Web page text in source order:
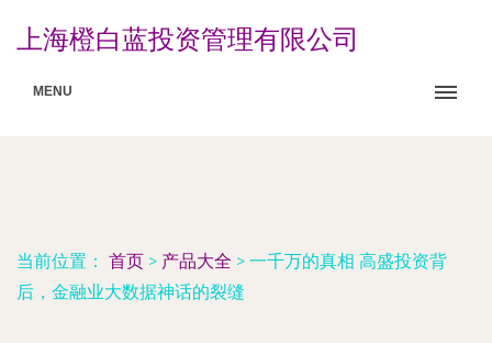
上海橙白蓝投资管理有限公司
MENU
当前位置： 首页 > 产品大全 > 一千万的真相 高盛投资背
后，金融业大数据神话的裂缝